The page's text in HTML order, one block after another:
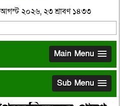
আগস্ট ২০২৬, ২৩ শ্রাবণ ১৪৩৩
Main Menu
Sub Menu